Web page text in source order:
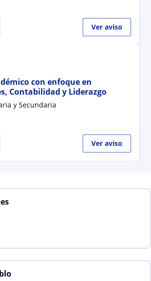
Ver aviso
con enfoque en
Contabilidad y Liderazgo
y Secundaria
Ver aviso